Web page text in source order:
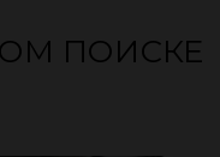
ПОИСКЕ